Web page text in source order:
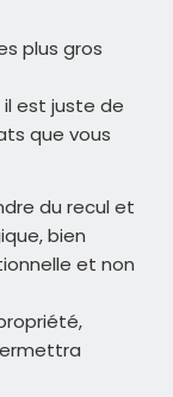
plus gros
il est juste de
que vous
du recul et
bien
et non